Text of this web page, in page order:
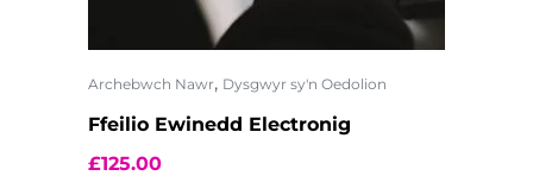
Archebwch Nawr, Dysgwyr sy'n Oedolion
Ffeilio Ewinedd Electronig
£125.00